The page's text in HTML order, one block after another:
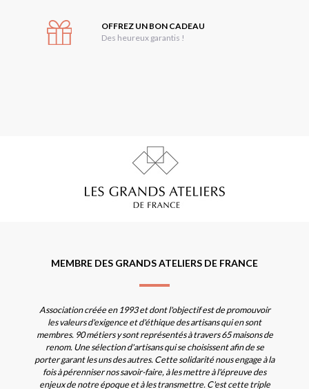
OFFREZ UN BON CADEAU
Des heureux garantis !
MEMBRE DES GRANDS ATELIERS DE FRANCE
Association créée en 1993 et dont l'objectif est de promouvoir
les valeurs d'exigence et d'éthique des artisans qui en sont
membres. 90 métiers y sont représentés à travers 65 maisons de
renom. Une sélection d'artisans qui se choisissent afin de se
porter garant les uns des autres. Cette solidarité nous engage à la
fois à pérenniser nos savoir-faire, à les mettre à l'épreuve des
enjeux de notre époque et à les transmettre. C'est cette triple